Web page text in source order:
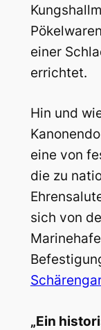
einer
errichtet.
Hin und
eine von
die zu
sich von
„Ein